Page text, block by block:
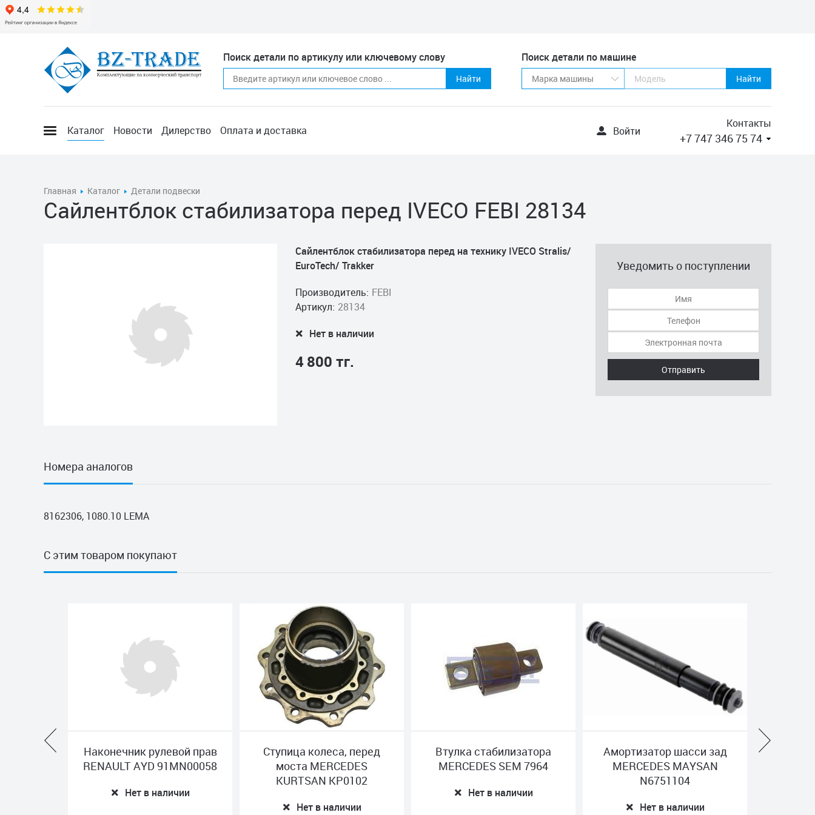
Поиск детали по артикулу или ключевому слову
Найти
Поиск детали по машине
Найти
Каталог Новости Дилерство Оплата и доставка Войти
Контакты
+7 747 346 75 74
Главная Каталог Детали подвески
Сайлентблок стабилизатора перед IVECO FEBI 28134
Сайлентблок стабилизатора перед на технику IVECO Stralis/
EuroTech/ Trakker
Производитель: FEBI
Артикул: 28134
Нет в наличии
4 800 тг.
Уведомить о поступлении
Отправить
Номера аналогов
8162306, 1080.10 LEMA
С этим товаром покупают
Наконечник рулевой прав
RENAULT AYD 91MN00058
Нет в наличии
Ступица колеса, перед
моста MERCEDES
KURTSAN KP0102
Нет в наличии
Втулка стабилизатора
MERCEDES SEM 7964
Нет в наличии
Амортизатор шасси зад
MERCEDES MAYSAN
N6751104
Нет в наличии